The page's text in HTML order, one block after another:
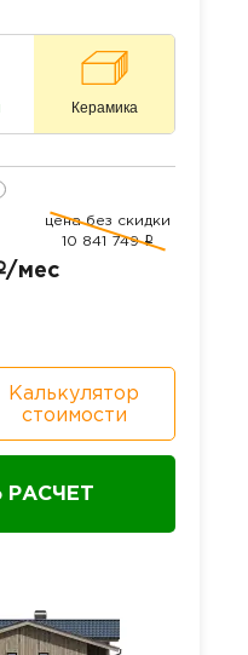
Керамика
цена без скидки
10 841 749 i
/мес
Калькулятор
стоимости
РАСЧЕТ